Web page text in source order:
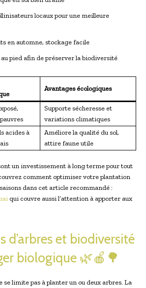
locaux pour une meilleure
en automne, stockage facile
pied afin de préserver la biodiversité
Avantages écologiques
Supporte sécheresse et
variations climatiques
acides à
Améliore la qualité du sol,
attire faune utile
un investissement à long terme pour tout
comment optimiser votre plantation
dans cet article recommandé :
qui couvre aussi l’attention à apporter aux
d’arbres et biodiversité
biologique 🌿🍎🌳
se limite pas à planter un ou deux arbres. La